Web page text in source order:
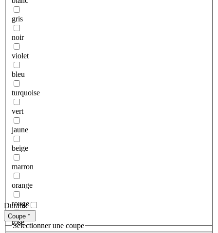
gris
noir
violet
bleu
turquoise
vert
jaune
beige
marron
orange
rouge
rose
Durable
Coupe
Sélectionner une coupe